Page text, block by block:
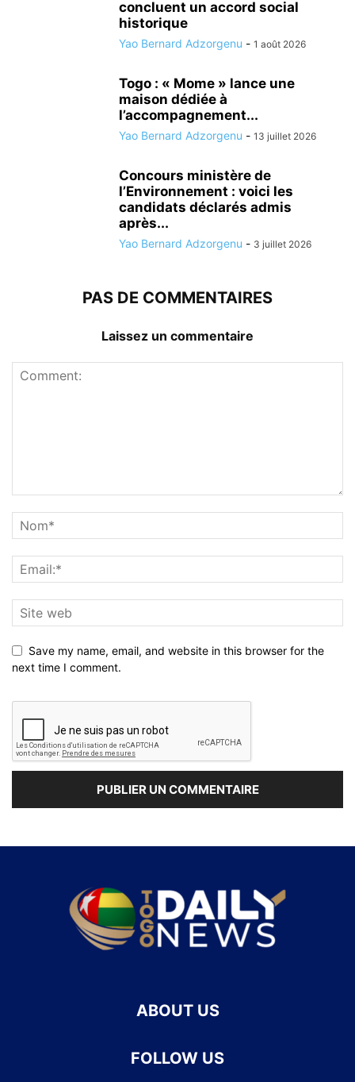
concluent un accord social
historique
Yao Bernard Adzorgenu - 1 août 2026
Togo : « Mome » lance une
maison dédiée à
l’accompagnement...
Yao Bernard Adzorgenu - 13 juillet 2026
Concours ministère de
l’Environnement : voici les
candidats déclarés admis
après...
Yao Bernard Adzorgenu - 3 juillet 2026
PAS DE COMMENTAIRES
Laissez un commentaire
Save my name, email, and website in this browser for the
next time I comment.
ABOUT US
FOLLOW US